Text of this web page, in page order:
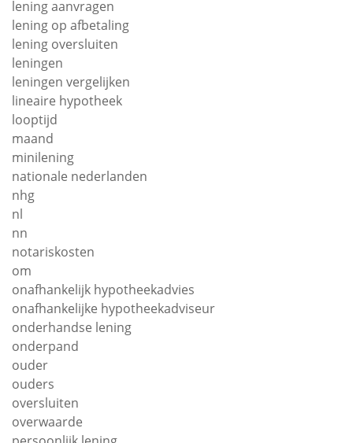
lening aanvragen
lening op afbetaling
lening oversluiten
leningen
leningen vergelijken
lineaire hypotheek
looptijd
maand
minilening
nationale nederlanden
nhg
nl
nn
notariskosten
om
onafhankelijk hypotheekadvies
onafhankelijke hypotheekadviseur
onderhandse lening
onderpand
ouder
ouders
oversluiten
overwaarde